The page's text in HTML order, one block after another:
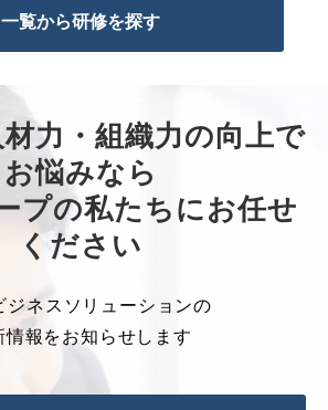
一覧から研修を探す
力・組織力の向上で
お悩みなら
プの私たちにお任せ
ください
ジネスソリューションの
情報をお知らせします